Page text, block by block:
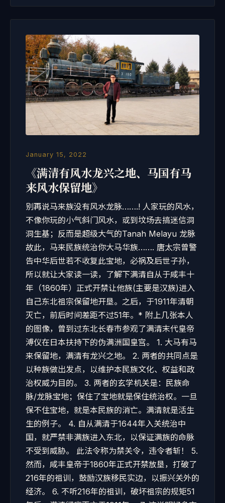
January 15, 2022
《满清有风水龙兴之地、马国有马
来风水保留地》
别再说马来族没有风水龙脉…….! 人家玩的风水，
不像你玩的小气斜门风水，或到坟场去搞迷信洞
洞生基；反而是超级大气的Tanah Melayu 龙脉
故此，马来民族统治你大马华族……. 唐太宗曾警
告中华后世若不收复此宝地，必祸及后世子孙，
所以就让大家读一读，了解下满清自从于咸丰十
年（1860年）正式开禁让他族(主要是汉族)进入
自己东北祖宗保留地开垦。之后，于1911年清朝
灭亡，前后时间差距不过51年。* 附上几张本人
的图像，曾到过东北长春市参观了满清末代皇帝
溥仪在日本扶持下的伪满洲国皇宫。 1. 大马有马
来保留地，满清有龙兴之地。 2. 两者的共同点是
以种族做出发点，以维护本民族文化、权益和政
治权威为目的。 3. 两者的玄学机关是：民族命
脉/龙脉宝地；保住了宝地就是保住统治权。一旦
保不住宝地，就是本民族的消亡。满清就是活生
生的例子。 4. 自从满清于1644年入关统治中
国，就严禁非满族进入东北，以保证满族的命脉
不受到威胁。 此法令称为禁关令，违令者斩！ 5.
然而，咸丰皇帝于1860年正式开禁放垦，打破了
216年的祖训，鼓励汉族移民实边，以振兴关外的
经济。 6. 不听216年的祖训，破坏祖宗的规矩51